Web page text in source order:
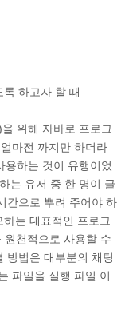
하고자 할 때
위해 자바로 프로그
마전 까지만 하더라
용하는 것이 유행이었
는 유저 중 한 명이 글
간으로 뿌려 주어야 하
는 대표적인 프로그
원천적으로 사용할 수
방법은 대부분의 채팅
파일을 실행 파일 이